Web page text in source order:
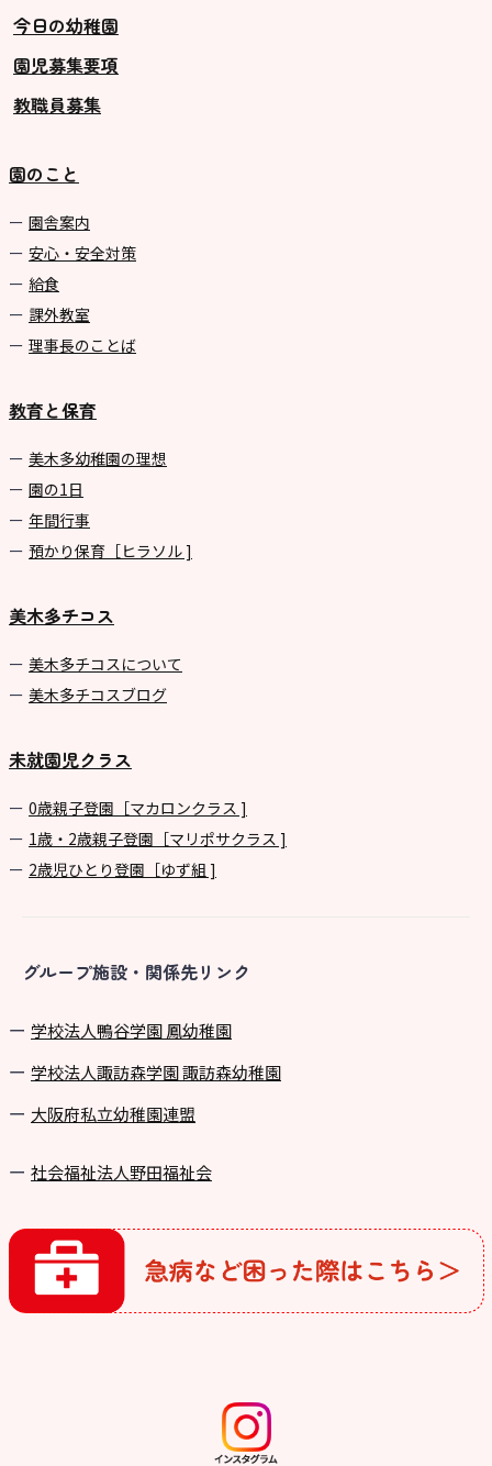
今日の幼稚園
園児募集要項
教職員募集
園のこと
園舎案内
安心・安全対策
給食
課外教室
理事長のことば
教育と保育
美⽊多幼稚園の理想
園の1⽇
年間⾏事
預かり保育［ヒラソル ]
美木多チコス
美⽊多チコスについて
美⽊多チコスブログ
未就園児クラス
0歳親子登園［マカロンクラス ]
1歳・2歳親子登園［マリポサクラス ]
2歳児ひとり登園［ゆず組 ]
グループ施設・関係先リンク
学校法⼈鴨⾕学園 鳳幼稚園
学校法⼈諏訪森学園 諏訪森幼稚園
⼤阪府私⽴幼稚園連盟
社会福祉法人野田福祉会
グループ施設・
関係先リンク
学校法⼈諏訪森学園 諏訪森幼稚
園
⼤阪府私⽴幼稚園連盟
社会福祉法人野田福祉会